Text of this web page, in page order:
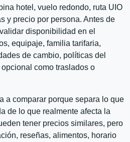
hotel, vuelo redondo, ruta UIO
y precio por persona. Antes de
disponibilidad en el
equipaje, familia tarifaria,
de cambio, políticas del
como traslados o
a comparar porque separa lo que
de lo que realmente afecta la
tener precios similares, pero
reseñas, alimentos, horario